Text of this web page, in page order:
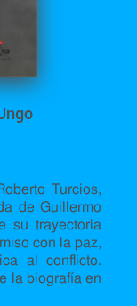
Turcios,
de Guillermo
su trayectoria
con la paz,
al conflicto.
la biografía en